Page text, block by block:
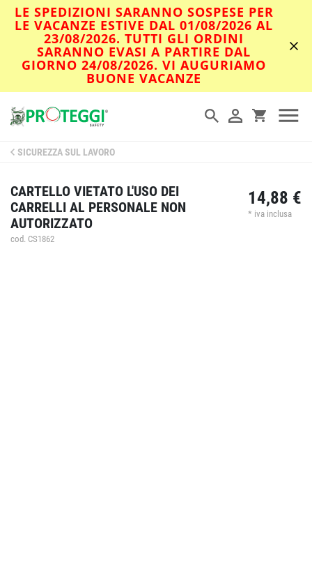
LE SPEDIZIONI SARANNO SOSPESE PER
LE VACANZE ESTIVE DAL 01/08/2026 AL
23/08/2026. TUTTI GLI ORDINI
SARANNO EVASI A PARTIRE DAL
GIORNO 24/08/2026. VI AUGURIAMO
BUONE VACANZE
SICUREZZA SUL LAVORO
CARTELLO VIETATO L'USO DEI
CARRELLI AL PERSONALE NON
AUTORIZZATO
cod. CS1862
14,88 €
* iva inclusa